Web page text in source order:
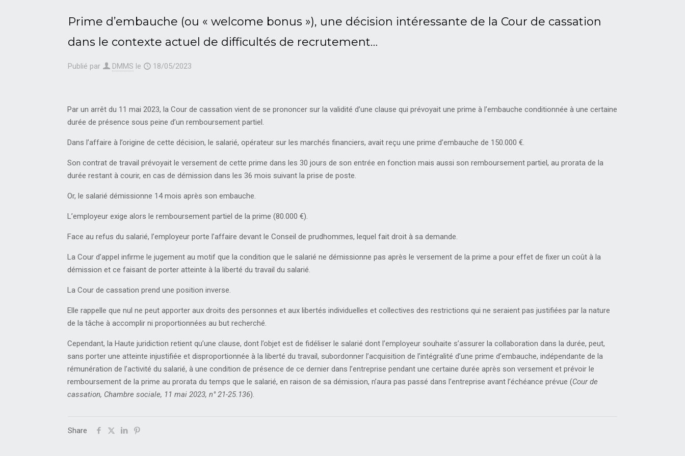
Prime d’embauche (ou « welcome bonus »), une décision intéressante de la Cour de cassation
dans le contexte actuel de difficultés de recrutement…
Publié par DMMS le 18/05/2023
Par un arrêt du 11 mai 2023, la Cour de cassation vient de se prononcer sur la validité d’une clause qui prévoyait une prime à l’embauche conditionnée à une certaine
durée de présence sous peine d’un remboursement partiel.
Dans l’affaire à l’origine de cette décision, le salarié, opérateur sur les marchés financiers, avait reçu une prime d’embauche de 150.000 €.
Son contrat de travail prévoyait le versement de cette prime dans les 30 jours de son entrée en fonction mais aussi son remboursement partiel, au prorata de la
durée restant à courir, en cas de démission dans les 36 mois suivant la prise de poste.
Or, le salarié démissionne 14 mois après son embauche.
L’employeur exige alors le remboursement partiel de la prime (80.000 €).
Face au refus du salarié, l’employeur porte l’affaire devant le Conseil de prudhommes, lequel fait droit à sa demande.
La Cour d’appel infirme le jugement au motif que la condition que le salarié ne démissionne pas après le versement de la prime a pour effet de fixer un coût à la
démission et ce faisant de porter atteinte à la liberté du travail du salarié.
La Cour de cassation prend une position inverse.
Elle rappelle que nul ne peut apporter aux droits des personnes et aux libertés individuelles et collectives des restrictions qui ne seraient pas justifiées par la nature
de la tâche à accomplir ni proportionnées au but recherché.
Cependant, la Haute juridiction retient qu’une clause, dont l’objet est de fidéliser le salarié dont l’employeur souhaite s’assurer la collaboration dans la durée, peut,
sans porter une atteinte injustifiée et disproportionnée à la liberté du travail, subordonner l’acquisition de l’intégralité d’une prime d’embauche, indépendante de la
rémunération de l’activité du salarié, à une condition de présence de ce dernier dans l’entreprise pendant une certaine durée après son versement et prévoir le
remboursement de la prime au prorata du temps que le salarié, en raison de sa démission, n’aura pas passé dans l’entreprise avant l’échéance prévue (Cour de
cassation, Chambre sociale, 11 mai 2023, n° 21-25.136).
Share